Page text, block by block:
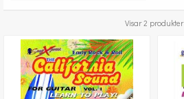
Visar 2 produkter